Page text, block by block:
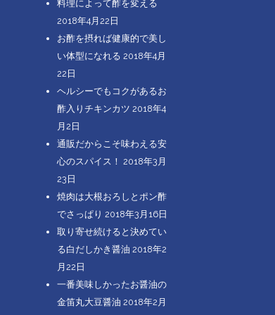
料理によって酢を変える
2018年4月22日
お酢を摂れば健康的で美し
い体型になれる 2018年4月
22日
ヘルシーでもコクがあるお
酢入りチキンカツ 2018年4
月2日
通販だからこそ味わえる安
心のスパイス！ 2018年3月
23日
焼肉は大根おろしとポン酢
でさっぱり 2018年3月16日
取り寄せ続けると決めてい
る白だしかき醤油 2018年2
月22日
一番美味しかったお醤油の
金笛丸大豆醤油 2018年2月